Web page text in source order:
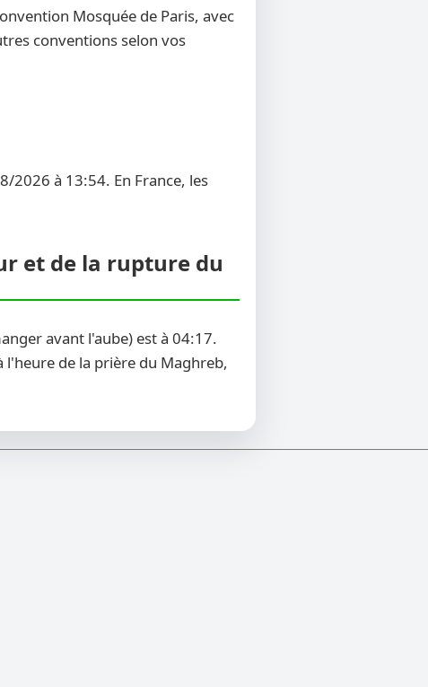
Mosquée de Paris, avec
conventions selon vos
2026 à 13:54. En France, les
et de la rupture du
avant l'aube) est à 04:17.
de la prière du Maghreb,